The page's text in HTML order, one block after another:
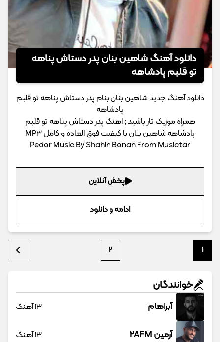
دانلود آهنگ شاهین بنان پدر دستاش پناهه
تو قلبم پادشاهه
دانلود آهنگ جدید شاهین بنان بنام پدر دستاش پناهه تو قلبم
پادشاهه
همراه موزیک تار باشید ; اهنگ پدر دستاش پناهه تو قلبم
پادشاهه شاهین بنان با کیفیت فوق العاده و کامل MP3
Pedar Music By Shahin Banan From Musictar
پخش آنلاین
ادامه و دانلود
1
2
خوانندگان
آبراهام 13 آهنگ
آرمین 2AFM 13 آهنگ